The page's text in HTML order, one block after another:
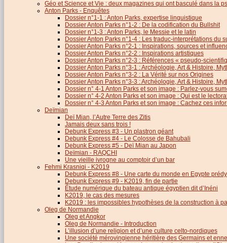
Géo et Science et Vie : deux magazines qui ont basculé dans la
Anton Parks - Enquêtes
Dossier n°1-1 : Anton Parks, expertise linguistique
Dossier Anton Parks n°1-2 : De la codification du Bullshit
Dossier n°1-3 : Anton Parks, le Messie et le latin
Dossier Anton Parks n°1-4 : Les traduc-interprétations du
Dossier Anton Parks n°2-1 : Inspirations, sources et
Dossier Anton Parks n°2-2 : Inspirations artistiques
Dossier Anton Parks n°2-3 : Références « pseudo-
Dossier Anton Parks n°3-1 : Archéologie, Art & Histoire,
Dossier Anton Parks n°3-2 : La Vérité sur nos Origines
Dossier Anton Parks n°3-3 : Archéologie, Art & Histoire,
Dossier n° 4-1 Anton Parks et son image : Parlez-vous
Dossier n° 4-2 Anton Parks et son image : Qui est le
Dossier n° 4-3 Anton Parks et son image : Cachez ces
Deïmian
Deï Mian, l’Autre Terre des Zitis
Jamais deux sans trois !
Debunk Express #3 - Un plastron géant
Debunk Express #4 - Le Colosse de Bahubali
Debunk Express #5 - Deï Mian au Japon
Deïmian - RAQCHI
Une vieille ivrogne au comptoir d’un bar
Fehmi Krasniqi - K2019
Debunk Express #8 - Une carte du monde en Egypte
Debunk Express #9 - K2019, fin de partie
Étude numérique du bateau antique égyptien dit d’Inéni
K2019, le cas des mesures
K2019 : les impossibles hypothèses de la construction à
Oleg de Normandie
Oleg et Angkor
Oleg de Normandie - Introduction
L’illusion d’une religion et d’une culture celto-nordiques
Une société mérovingienne héritière des Germains et